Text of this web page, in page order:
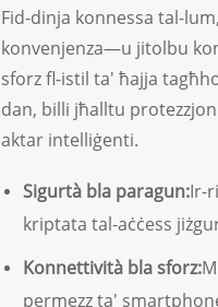
Fid-dinja konnessa tal-
konvenjenza—u jitolbu
sforz fl-istil ta' ħajja
dan, billi jħalltu
aktar intelliġenti.
Sigurtà bla paragun:Ir-
kriptata tal-aċċess
Konnettività bla sforz:
permezz ta'